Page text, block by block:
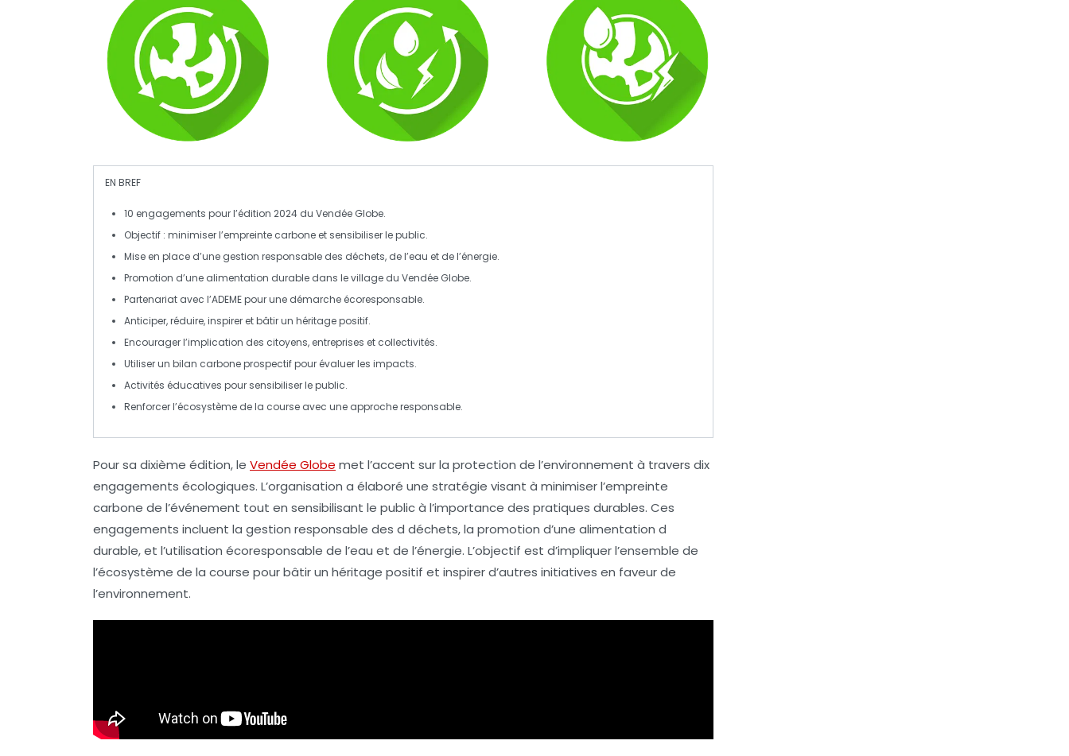
EN BREF
10 engagements pour l’édition 2024 du Vendée Globe.
Objectif : minimiser l’empreinte carbone et sensibiliser le public.
Mise en place d’une gestion responsable des déchets, de l’eau et de l’énergie.
Promotion d’une alimentation durable dans le village du Vendée Globe.
Partenariat avec l’ADEMEpour une démarche écoresponsable.
Anticiper, réduire, inspirer et bâtir un héritage positif.
Encourager l’implication des citoyens, entreprises et collectivités.
Utiliser un bilan carboneprospectif pour évaluer les impacts.
Activités éducatives pour sensibiliserle public.
Renforcer l’écosystème de la course avec une approcheresponsable.
Pour sa dixième édition, le Vendée Globe met l’accent sur la protection de l’environnement à travers dix
engagements écologiques. L’organisation a élaboré une stratégie visant à minimiser l’empreinte
carbone de l’événement tout en sensibilisant le public à l’importance des pratiques durables. Ces
engagements incluent la gestion responsable des d déchets, la promotion d’une alimentation d
durable, et l’utilisation écoresponsable de l’eau et de l’énergie. L’objectif est d’impliquer l’ensemble de
l’écosystème de la course pour bâtir un héritage positif et inspirer d’autres initiatives en faveur de
l’environnement.